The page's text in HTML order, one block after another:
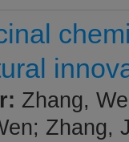
Zhang,
Zhang,